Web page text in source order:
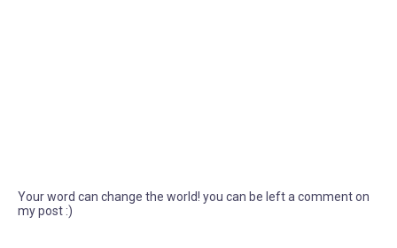
Your word can change the world! you can be left a comment on
my post :)